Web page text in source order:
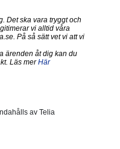
Det ska vara tryggt och
vi alltid våra
På så sätt vet vi att vi
ärenden åt dig kan du
Läs merHär
av Telia